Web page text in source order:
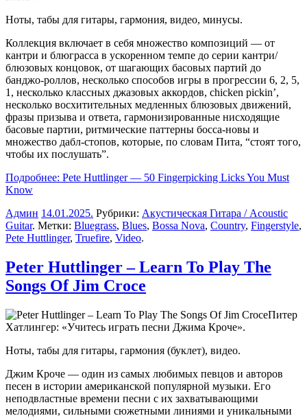
Ноты, табы для гитары, гармония, видео, минусы.
Коллекция включает в себя множество композиций — от
кантри и блюграсса в ускоренном темпе до серии кантри/
блюзовых концовок, от шагающих басовых партий до
банджо-роллов, несколько способов игры в прогрессии 6, 2, 5,
1, несколько классных джазовых аккордов, chicken pickin’,
несколько восхитительных медленных блюзовых движений,
фразы призыва и ответа, гармонизированные нисходящие
басовые партии, ритмические паттерны босса-новы и
множество дабл-стопов, которые, по словам Пита, “стоят того,
чтобы их послушать”.
Подробнее: Pete Huttlinger — 50 Fingerpicking Licks You Must
Know
Админ 14.01.2025. Рубрики: Акустическая Гитара / Acoustic
Guitar. Метки: Bluegrass, Blues, Bossa Nova, Country, Fingerstyle,
Pete Huttlinger, Truefire, Video.
Peter Huttlinger – Learn To Play The
Songs Of Jim Croce
Питер
Хатлингер: «Учитесь играть песни Джима Кроче».
Ноты, табы для гитары, гармония (буклет), видео.
Джим Кроче — один из самых любимых певцов и авторов
песен в истории американской популярной музыки. Его
неподвластные времени песни с их захватывающими
мелодиями, сильными сюжетными линиями и уникальными